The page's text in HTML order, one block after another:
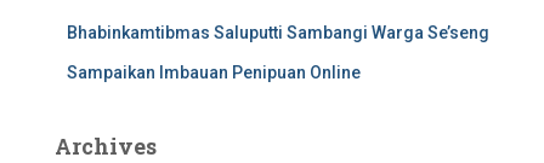
Bhabinkamtibmas Saluputti Sambangi Warga Se’seng
Sampaikan Imbauan Penipuan Online
Archives